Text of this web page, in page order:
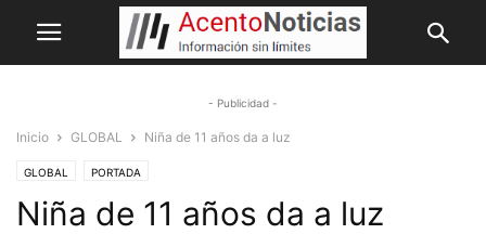
- Publicidad -
Inicio GLOBAL Niña de 11 años da a luz
GLOBAL PORTADA
Niña de 11 años da a luz